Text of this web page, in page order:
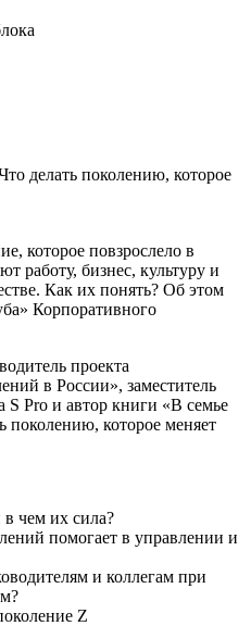
делать поколению, которое
которое повзрослело в
работу, бизнес, культуру и
Как их понять? Об этом
Корпоративного
проекта
в России», заместитель
S Pro и автор книги «В семье
поколению, которое меняет
чем их сила?
помогает в управлении и
и коллегам при
Z